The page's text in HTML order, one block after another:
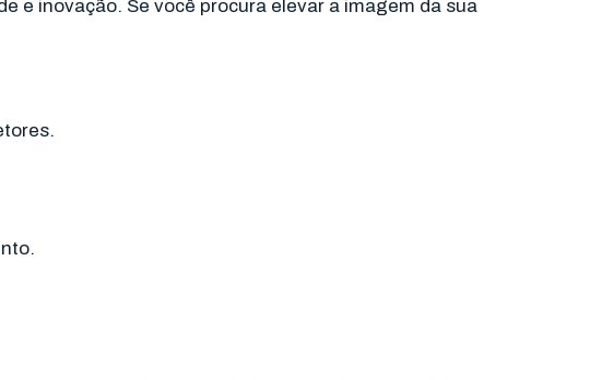
e inovação. Se você procura elevar a imagem da sua